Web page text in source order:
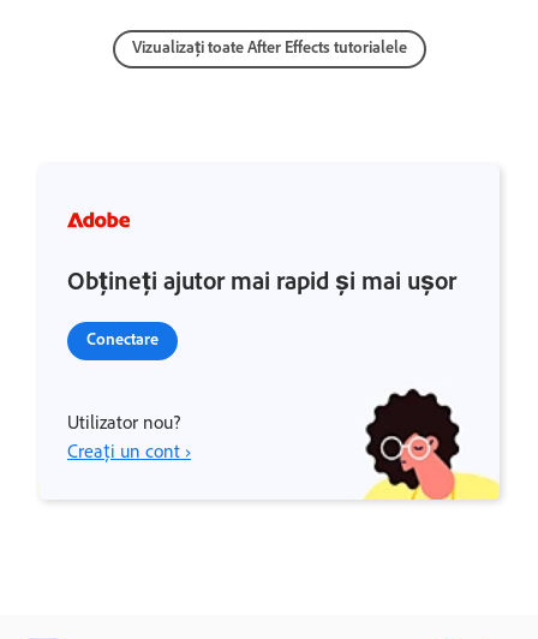
Vizualizați toate After Effects tutorialele
Obțineți ajutor mai rapid și mai ușor
Conectare
Utilizator nou?
Creați un cont ›